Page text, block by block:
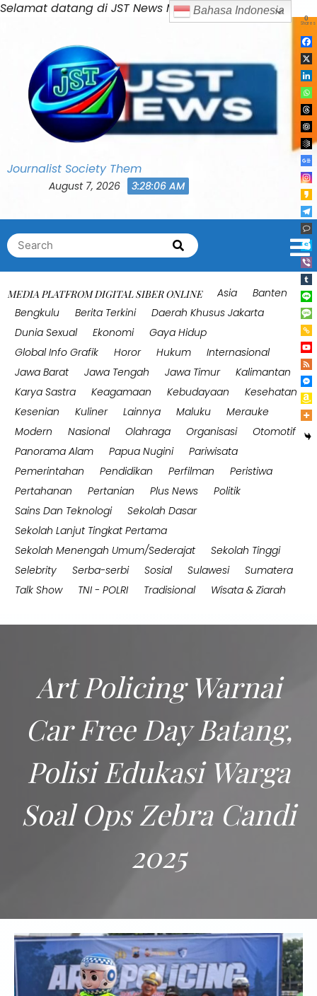
Selamat datang di JST News MediaSkip
to
Journalist Society Them
August 7, 2026 3:28:10 AM
Search
for:
Search
MEDIA PLATFROM DIGITAL SIBER ONLINE Asia
Banten
Bengkulu
Berita Terkini
Daerah Khusus Jakarta
Dunia Sexual
Ekonomi
Gaya Hidup
Global Info Grafik
Horor Hukum
Internasional
Jawa Barat
Jawa Tengah Jawa Timur
Kalimantan
Karya Sastra
Keagamaan Kebudayaan
Kesehatan
Kesenian
Kuliner Lainnya Maluku
Merauke
Modern
Nasional Olahraga Organisasi
Otomotif
Panorama Alam
Papua Nugini
Pariwisata
Pemerintahan
Pendidikan Perfilman
Peristiwa
Pertahanan
Pertanian Plus News
Politik
Sains Dan Teknologi
Sekolah Dasar
Sekolah Lanjut Tingkat Pertama
Sekolah Menengah Umum/Sederajat
Sekolah Tinggi
Selebrity
Serba-serbi Sosial Sulawesi
Sumatera
Talk Show
TNI - POLRI Tradisional Wisata & Ziarah
Art Policing Warnai
Car Free Day Batang,
Polisi Edukasi Warga
Soal Ops Zebra Candi
2025
0
Shares
Bahasa Indonesia